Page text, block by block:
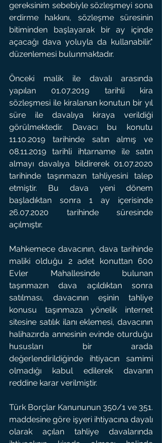
gereksinim sebebiyle sözleşmeyi sona
erdirme hakkını, sözleşme süresinin
bitiminden başlayarak bir ay içinde
açacağı dava yoluyla da kullanabilir."
düzenlemesi bulunmaktadır.
Önceki malik ile davalı arasında
yapılan 01.07.2019 tarihli kira
sözleşmesi ile kiralanan konutun bir yıl
süre ile davalıya kiraya verildiği
görülmektedir. Davacı bu konutu
11.10.2019 tarihinde satın almış ve
08.11.2019 tarihli ihtarname ile satın
almayı davalıya bildirerek 01.07.2020
tarihinde taşınmazın tahliyesini talep
etmiştir. Bu dava yeni dönem
başladıktan sonra 1 ay içerisinde
26.07.2020 tarihinde süresinde
açılmıştır.
Mahkemece davacının, dava tarihinde
maliki olduğu 2 adet konuttan 600
Evler Mahallesinde bulunan
taşınmazın dava açıldıktan sonra
satılması, davacının eşinin tahliye
konusu taşınmaza yönelik internet
sitesine satılık ilanı eklemesi, davacının
halihazırda annesinin evinde oturduğu
hususları bir arada
değerlendirildiğinde ihtiyacın samimi
olmadığı kabul edilerek davanın
reddine karar verilmiştir.
Türk Borçlar Kanununun 350/1 ve 351.
maddesine göre işyeri ihtiyacına dayalı
olarak açılan tahliye davalarında